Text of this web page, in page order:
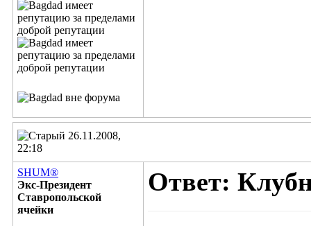
26.11.2008,
22:18
SHUM®
Экс-Президент
Ставропольской
ячейки
Ответ: